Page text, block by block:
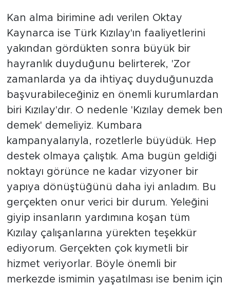
Kan alma birimine adı verilen Oktay
Kaynarca ise Türk Kızılay'ın faaliyetlerini
yakından gördükten sonra büyük bir
hayranlık duyduğunu belirterek, 'Zor
zamanlarda ya da ihtiyaç duyduğunuzda
başvurabileceğiniz en önemli kurumlardan
biri Kızılay'dır. O nedenle 'Kızılay demek ben
demek' demeliyiz. Kumbara
kampanyalarıyla, rozetlerle büyüdük. Hep
destek olmaya çalıştık. Ama bugün geldiği
noktayı görünce ne kadar vizyoner bir
yapıya dönüştüğünü daha iyi anladım. Bu
gerçekten onur verici bir durum. Yeleğini
giyip insanların yardımına koşan tüm
Kızılay çalışanlarına yürekten teşekkür
ediyorum. Gerçekten çok kıymetli bir
hizmet veriyorlar. Böyle önemli bir
merkezde ismimin yaşatılması ise benim için